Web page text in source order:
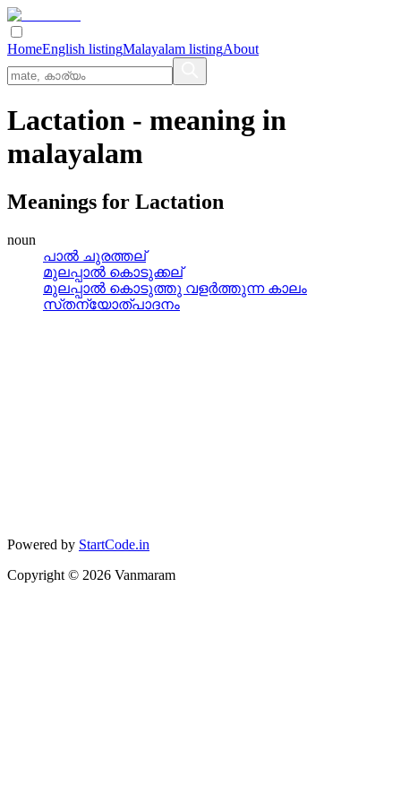
HomeEnglish listingMalayalam listingAbout
Lactation - meaning in
malayalam
Meanings for Lactation
noun
പാല്‍ ചുരത്തല്
മുലപ്പാല്‍ കൊടുക്കല്
മുലപ്പാല്‍ കൊടുത്തു വളര്‍ത്തുന്ന കാലം
സ്‌തന്യോത്‌പാദനം
Powered by StartCode.in
Copyright © 2026 Vanmaram